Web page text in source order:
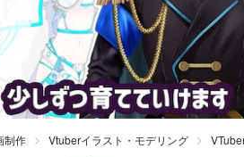
制作 Vtuberイラスト・モデリング